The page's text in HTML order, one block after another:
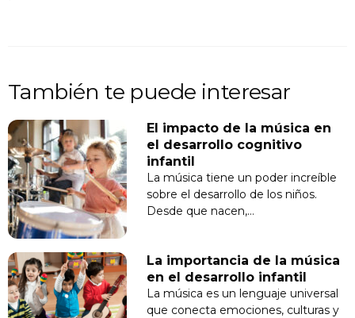
También te puede interesar
El impacto de la música en
el desarrollo cognitivo
infantil
La música tiene un poder increíble
sobre el desarrollo de los niños.
Desde que nacen,…
La importancia de la música
en el desarrollo infantil
La música es un lenguaje universal
que conecta emociones, culturas y